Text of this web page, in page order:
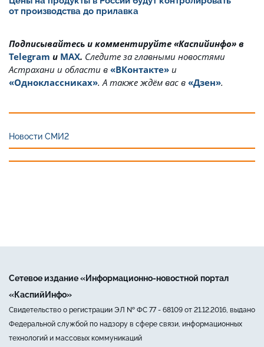
от производства до прилавка
Подписывайтесь и комментируйте «Каспийинфо» в
Telegram и MAX. Cледите за главными новостями
Астрахани и области в «ВКонтакте» и
«Одноклассниках». А также ждём вас в «Дзен».
Новости СМИ2
Сетевое издание «Информационно-новостной портал
«КаспийИнфо»
Свидетельство о регистрации ЭЛ № ФС 77 - 68109 от 21.12.2016, выдано
Федеральной службой по надзору в сфере связи, информационных
технологий и массовых коммуникаций